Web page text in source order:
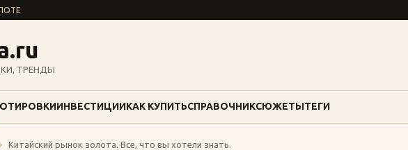
ТРЕНДЫ
ИНВЕСТИЦИИКАК КУПИТЬСПРАВОЧНИКСЮЖЕТЫТЕГИ
Китайский рынок золота. Все, что вы хотели знать.